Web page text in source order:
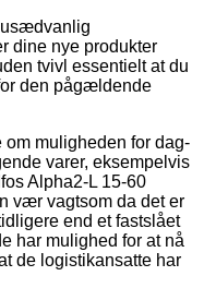
dine nye produkter
tvivl essentielt at du
den pågældende
muligheden for dag-
varer, eksempelvis
Alpha2-L 15-60
vær vagtsom da det er
end et fastslået
har mulighed for at nå
de logistikansatte har